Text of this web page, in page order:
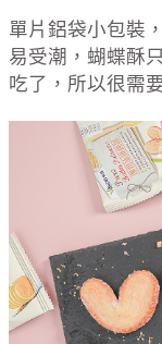
單片鋁袋小包裝
易受潮，蝴蝶酥
吃了，所以很需